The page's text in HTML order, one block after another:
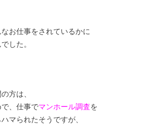
お仕事をされているかに
した。
方は、
、仕事でマンホール調査を
マられたそうですが、